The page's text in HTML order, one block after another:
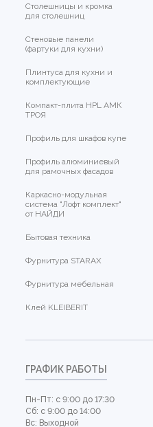
Столешницы и кромка
для столешниц
Стеновые панели
(фартуки для кухни)
Плинтуса для кухни и
комплектующие
Компакт-плита HPL АМК
ТРОЯ
Профиль для шкафов купе
Профиль алюминиевый
для рамочных фасадов
Каркасно-модульная
система "Лофт комплект"
от НАЙДИ
Бытовая техника
Фурнитура STARAX
Фурнитура мебельная
Клей KLEIBERIT
ГРАФИК РАБОТЫ
Пн-Пт: с 9:00 до 17:30
Сб: с 9:00 до 14:00
Вс: Выходной